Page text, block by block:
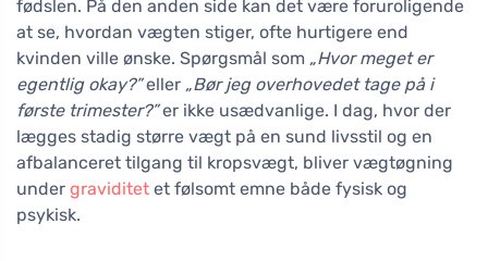
fødslen. På den anden side kan det være foruroligende
at se, hvordan vægten stiger, ofte hurtigere end
kvinden ville ønske. Spørgsmål som „Hvor meget er
egentlig okay?”eller „Bør jeg overhovedet tage på i
første trimester?”er ikke usædvanlige. I dag, hvor der
lægges stadig større vægt på en sund livsstil og en
afbalanceret tilgang til kropsvægt, bliver vægtøgning
under graviditet et følsomt emne både fysisk og
psykisk.